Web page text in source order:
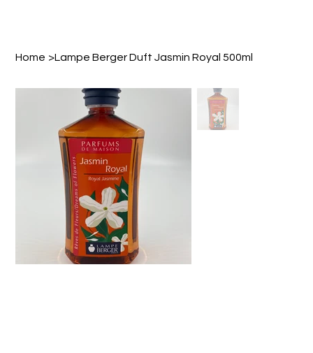
Home >Lampe Berger Duft Jasmin Royal 500ml